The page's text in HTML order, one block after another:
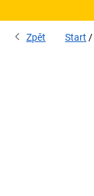
Zpět Start